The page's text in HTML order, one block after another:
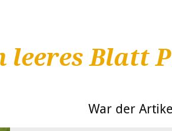
leeres Blatt
War der